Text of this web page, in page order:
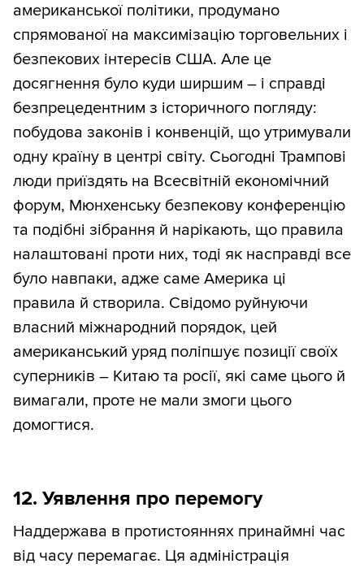
американської політики, продумано
спрямованої на максимізацію торговельних і
безпекових інтересів США. Але це
досягнення було куди ширшим – і справді
безпрецедентним з історичного погляду:
побудова законів і конвенцій, що утримували
одну країну в центрі світу. Сьогодні Трампові
люди приїздять на Всесвітній економічний
форум, Мюнхенську безпекову конференцію
та подібні зібрання й нарікають, що правила
налаштовані проти них, тоді як насправді все
було навпаки, адже саме Америка ці
правила й створила. Свідомо руйнуючи
власний міжнародний порядок, цей
американський уряд поліпшує позиції своїх
суперників – Китаю та росії, які саме цього й
вимагали, проте не мали змоги цього
домогтися.
12. Уявлення про перемогу
Наддержава в протистояннях принаймні час
від часу перемагає. Ця адміністрація